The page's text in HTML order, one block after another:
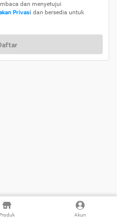
Produk Akun
dan menyetujui
Privasi dan bersedia untuk